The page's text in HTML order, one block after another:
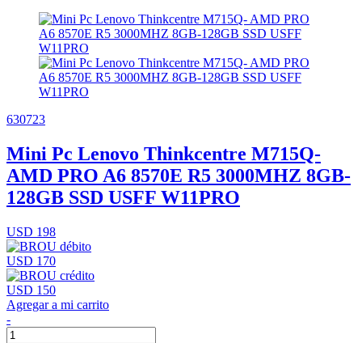
630723
Mini Pc Lenovo Thinkcentre M715Q-
AMD PRO A6 8570E R5 3000MHZ 8GB-
128GB SSD USFF W11PRO
USD 198
USD 170
USD 150
Agregar a mi carrito
-